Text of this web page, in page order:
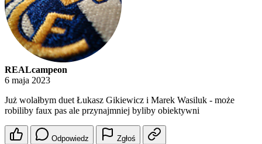
REALcampeon
6 maja 2023
Już wolałbym duet Łukasz Gikiewicz i Marek Wasiluk - może
robiliby faux pas ale przynajmniej byliby obiektywni
Odpowiedz Zgłoś